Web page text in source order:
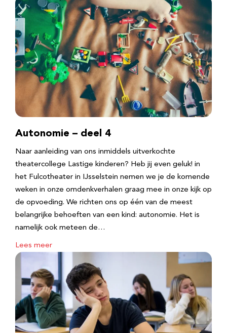
Autonomie – deel 4
Naar aanleiding van ons inmiddels uitverkochte
theatercollege Lastige kinderen? Heb jij even geluk! in
het Fulcotheater in IJsselstein nemen we je de komende
weken in onze omdenkverhalen graag mee in onze kijk op
de opvoeding. We richten ons op één van de meest
belangrijke behoeften van een kind: autonomie. Het is
namelijk ook meteen de…
Lees meer